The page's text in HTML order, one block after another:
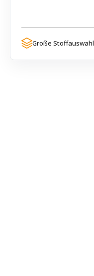
Große Stoffauswahl